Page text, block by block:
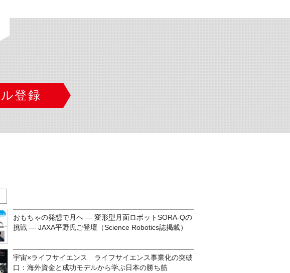
登録
おもちゃの発想で月へ ― 変形型月面ロボットSORA-Qの
挑戦 ― JAXA平野氏ご登壇（Science Robotics誌掲載）
宇宙×ライフサイエンス ライフサイエンス事業化の突破
口：海外資金と成功モデルから学ぶ日本の勝ち筋